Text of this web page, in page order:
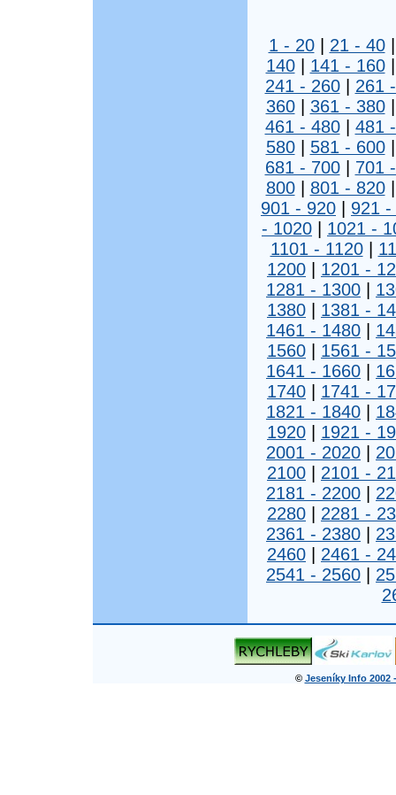
1 - 20| 21 - 40
140| 141 - 160
241 - 260| 261
360| 361 - 380
461 - 480| 481
580| 581 - 600
681 - 700| 701
800| 801 - 820
901 - 920
921 -
- 1020
1021 -
1101 - 1120|
1200
1201 -
1281 - 1300
1380
1381 -
1461 - 1480
1560
1561 -
1641 - 1660
1740
1741 -
1821 - 1840
1920
1921 -
2001 - 2020
2100
2101 -
2181 - 2200
2280
2281 -
2361 - 2380
2460
2461 -
2541 - 2560
© Jeseníky Info 2002